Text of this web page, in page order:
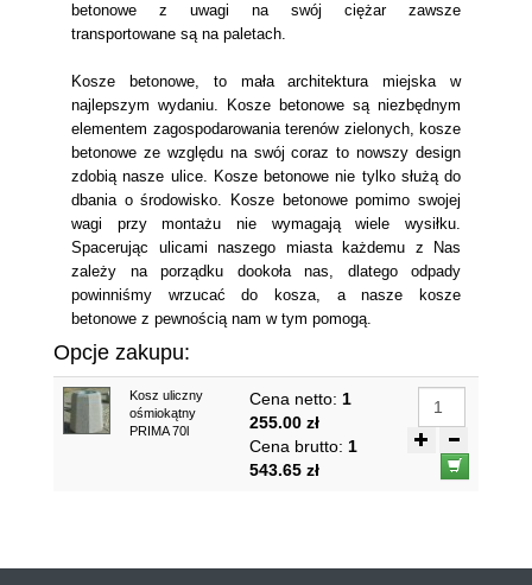
betonowe z uwagi na swój ciężar zawsze
transportowane są na paletach.
Kosze betonowe, to mała architektura miejska w
najlepszym wydaniu. Kosze betonowe są niezbędnym
elementem zagospodarowania terenów zielonych, kosze
betonowe ze względu na swój coraz to nowszy design
zdobią nasze ulice. Kosze betonowe nie tylko służą do
dbania o środowisko. Kosze betonowe pomimo swojej
wagi przy montażu nie wymagają wiele wysiłku.
Spacerując ulicami naszego miasta każdemu z Nas
zależy na porządku dookoła nas, dlatego odpady
powinniśmy wrzucać do kosza, a nasze kosze
betonowe z pewnością nam w tym pomogą.
Opcje zakupu:
Kosz uliczny
ośmiokątny
PRIMA 70l
Cena netto: 1
255.00 zł
Cena brutto: 1
543.65 zł